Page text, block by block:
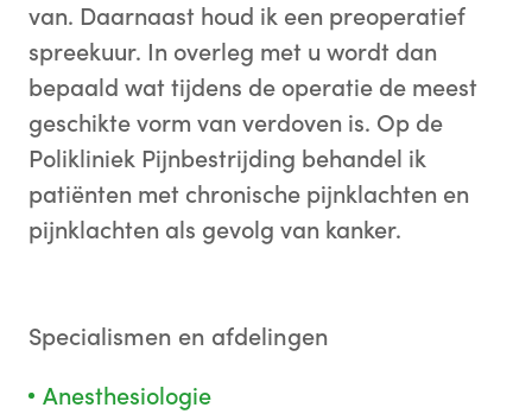
van. Daarnaast houd ik een preoperatief
spreekuur. In overleg met u wordt dan
bepaald wat tijdens de operatie de meest
geschikte vorm van verdoven is. Op de
Polikliniek Pijnbestrijding behandel ik
patiënten met chronische pijnklachten en
pijnklachten als gevolg van kanker.
Specialismen en afdelingen
Anesthesiologie